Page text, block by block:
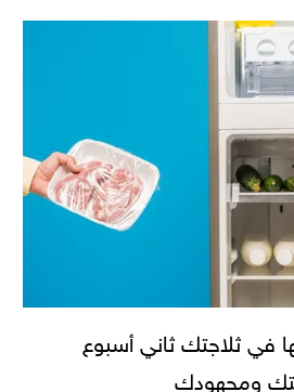
في ثلاجتك ثاني أسبوع
ومجهودك